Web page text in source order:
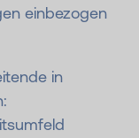
einbezogen
in